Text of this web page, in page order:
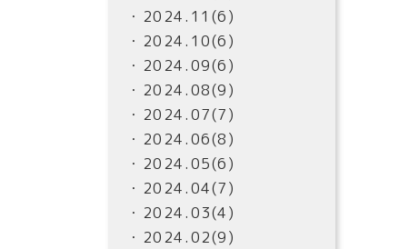
・2024.11(6)
・2024.10(6)
・2024.09(6)
・2024.08(9)
・2024.07(7)
・2024.06(8)
・2024.05(6)
・2024.04(7)
・2024.03(4)
・2024.02(9)